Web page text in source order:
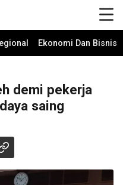
Ekonomi Dan Bisnis
demi pekerja
saing